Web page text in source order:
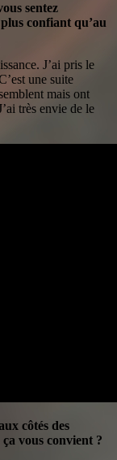
sentez
confiant qu’au
J’ai pris le
une suite
mais ont
très envie de le
côtés des
vous convient ?